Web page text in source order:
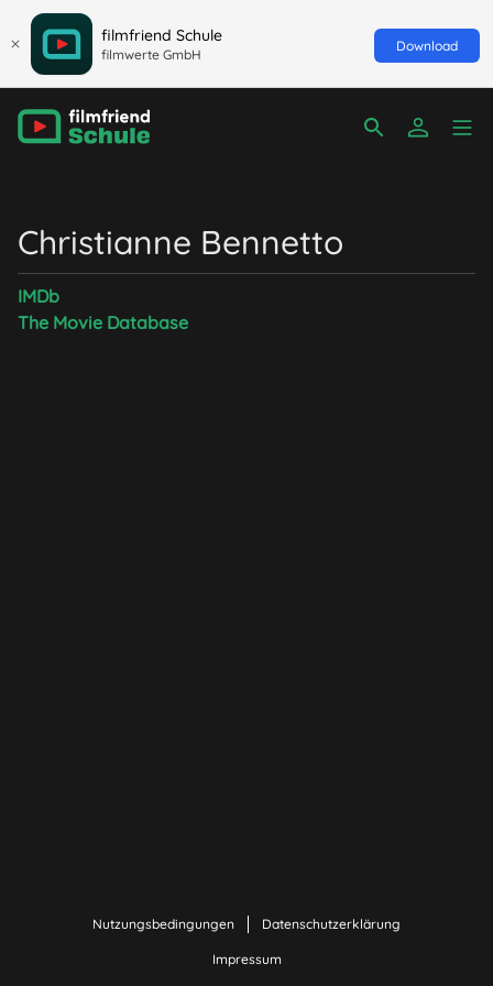
filmfriend Schule
filmwerte GmbH
Download
Christianne Bennetto
IMDb
The Movie Database
Nutzungsbedingungen Datenschutzerklärung
Impressum